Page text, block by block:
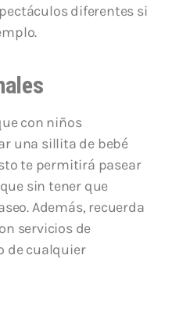
diferentes si
con niños
una sillita de bebé
te permitirá pasear
sin tener que
Además, recuerda
servicios de
de cualquier